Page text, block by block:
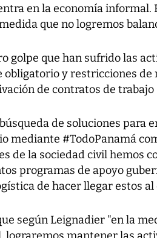
en la economía informal.
que no logremos
golpe que han sufrido las
obligatorio y restricciones
de contratos de
de soluciones para
mediante #TodoPanamá
de la sociedad civil hemos
programas de apoyo
de hacer llegar estos
según Leignadier "en la
lograremos mantener las